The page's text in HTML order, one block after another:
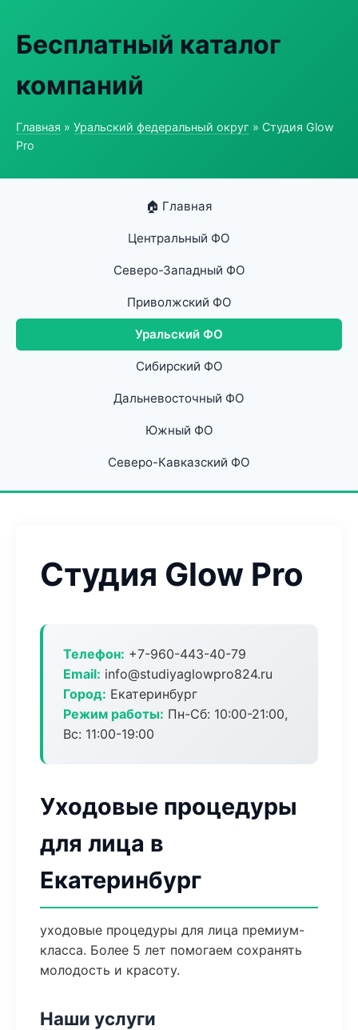
Бесплатный каталог
компаний
Главная » Уральский федеральный округ » Студия Glow
Pro
🏠 Главная
Центральный ФО
Северо-Западный ФО
Приволжский ФО
Уральский ФО
Сибирский ФО
Дальневосточный ФО
Южный ФО
Северо-Кавказский ФО
Студия Glow Pro
Телефон: +7-960-443-40-79
Email: info@studiyaglowpro824.ru
Город: Екатеринбург
Режим работы: Пн-Сб: 10:00-21:00,
Вс: 11:00-19:00
Уходовые процедуры
для лица в
Екатеринбург
уходовые процедуры для лица премиум-
класса. Более 5 лет помогаем сохранять
молодость и красоту.
Наши услуги